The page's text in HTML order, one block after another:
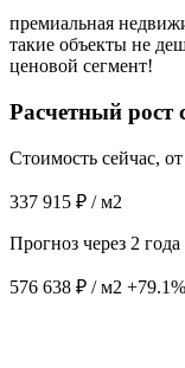
премиальная
такие объекты не
ценовой сегмент!
Расчетный рост
Стоимость сейчас, от
337 915 ₽ / м2
Прогноз через 2 года
576 638 ₽ / м2 +79.1%